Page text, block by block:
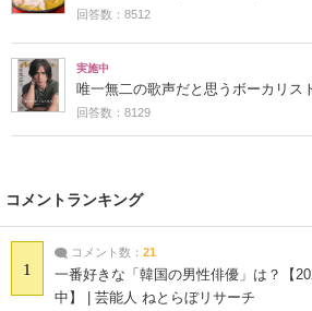
回答数：8512
実施中
唯一無二の歌声だと思うボーカリス
回答数：8129
コメントランキング
1
コメント数： 21
一番好きな「韓国の男性俳優」は？【
中】 | 芸能人 ねとらぼリサーチ